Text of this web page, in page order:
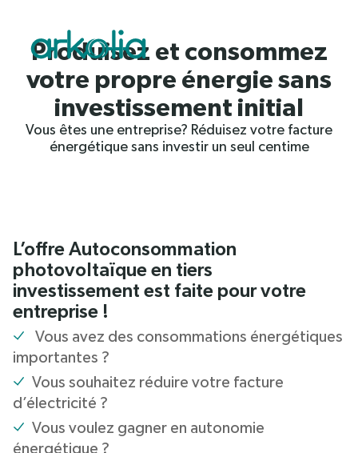
Produisez et consommez
votre propre énergie sans
investissement initial
Vous êtes une entreprise? Réduisez votre facture
énergétique sans investir un seul centime
L’offre Autoconsommation
photovoltaïque en tiers
investissement est faite pour votre
entreprise !
Vous avez des consommations énergétiques
importantes ?
Vous souhaitez réduire votre facture
d’électricité ?
Vous voulez gagner en autonomie
énergétique ?